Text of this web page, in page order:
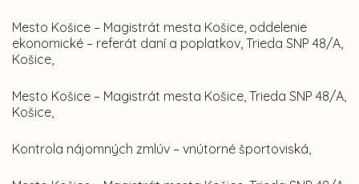
Mesto Košice – Magistrát mesta Košice, oddelenie
ekonomické – referát daní a poplatkov, Trieda SNP 48/A,
Košice,
Mesto Košice – Magistrát mesta Košice, Trieda SNP 48/A,
Košice,
Kontrola nájomných zmlúv – vnútorné športoviská,